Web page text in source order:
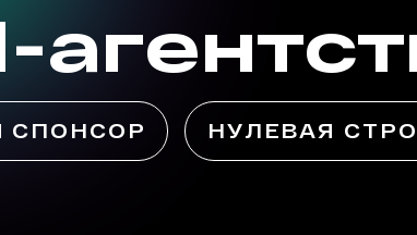
СПОНСОР НУЛЕВАЯ